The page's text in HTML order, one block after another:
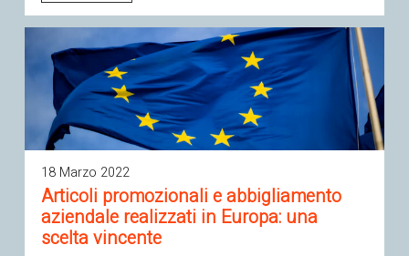
18 Marzo 2022
Articoli promozionali e abbigliamento
aziendale realizzati in Europa: una
scelta vincente